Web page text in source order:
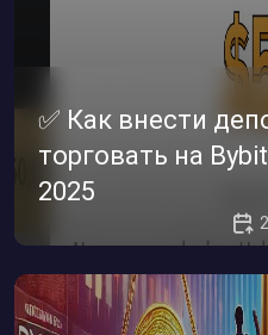
✅ Как внести
торговать на
2025